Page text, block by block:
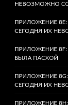
НЕВОЗМОЖНО
ПРИЛОЖЕНИЕ
СЕГОДНЯ ИХ
ПРИЛОЖЕНИЕ
БЫЛА ПАСХОЙ
ПРИЛОЖЕНИЕ
СЕГОДНЯ ИХ
ПРИЛОЖЕНИЕ